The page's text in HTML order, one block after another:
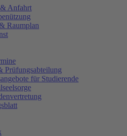
Anfahrt
Raumplan
Prüfungsabteilung
für Studierende